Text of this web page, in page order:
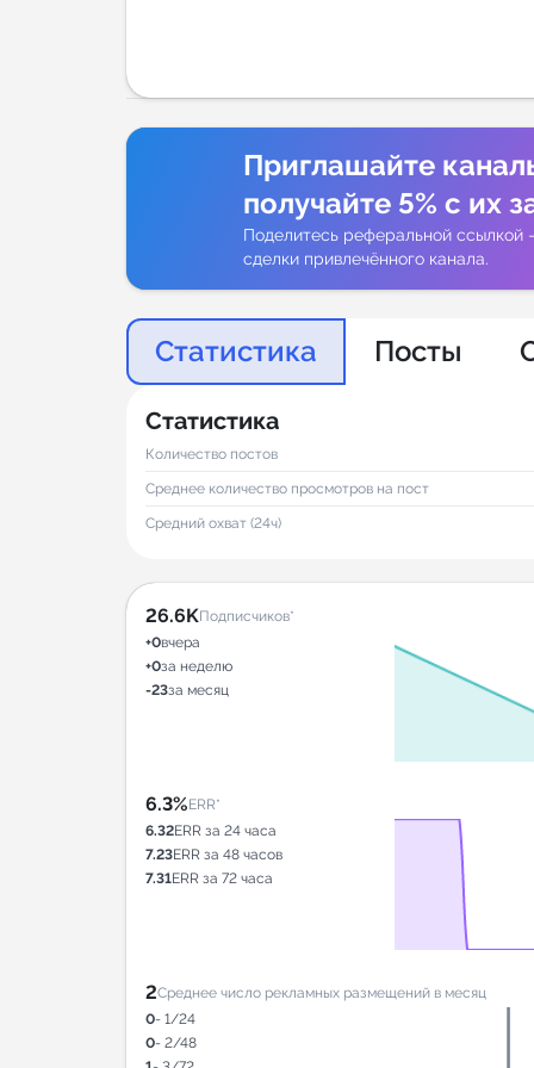
Приглашайте
получайте 5% с их
Поделитесь реферальной ссылкой
сделки привлечённого канала.
Статистика Посты
Статистика
Количество постов
Среднее количество просмотров на пост
Средний охват (24ч)
26.6KПодписчиков*
+0вчера
+0за неделю
-23за месяц
6.3%ERR*
6.32ERR за 24 часа
7.23ERR за 48 часов
7.31ERR за 72 часа
2Среднее число рекламных размещений в месяц
0- 1/24
0- 2/48